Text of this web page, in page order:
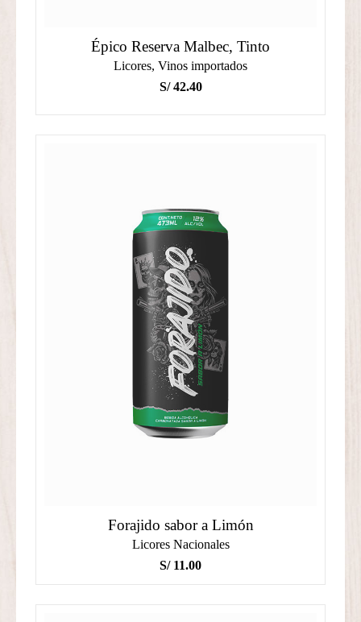
Épico Reserva Malbec, Tinto
Licores, Vinos importados
S/42.40
Forajido sabor a Limón
Licores Nacionales
S/11.00